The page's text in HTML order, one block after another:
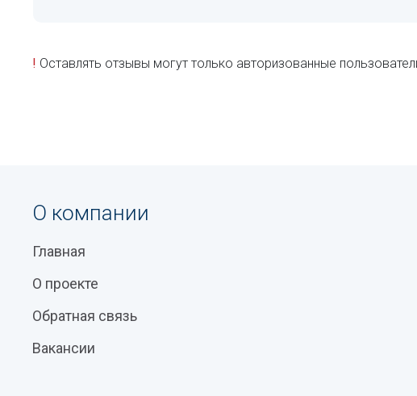
! Оставлять отзывы могут только авторизованные
О компании
Главная
О проекте
Обратная связь
Вакансии